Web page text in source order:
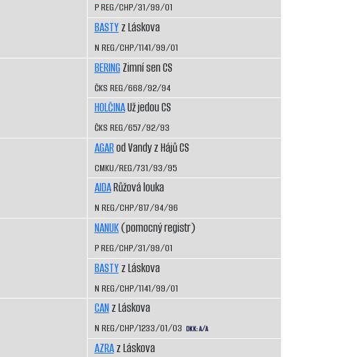
P REG/CHP/31/99/01
BASTYz Láskova
N REG/CHP/1141/99/01
BERINGZimní sen CS
ČKS REG/668/92/94
HOLČINAUž jedou CS
ČKS REG/657/92/93
AGARod Vandy z Hájů CS
CMKU/REG/731/93/95
AIDARůžová louka
N REG/CHP/817/94/96
NANUK(pomocný registr)
P REG/CHP/31/99/01
BASTYz Láskova
N REG/CHP/1141/99/01
CANz Láskova
N REG/CHP/1233/01/03 DKK: A/A
AZRAz Láskova